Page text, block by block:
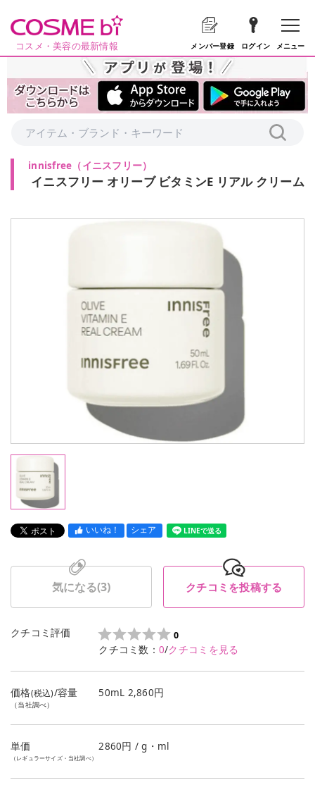
コスメ・美容の最新情報 メンバー登録 ログイン メニュー
innisfree （イニスフリー）
イニスフリー オリーブ ビタミンE リアル クリーム
いいね！ シェア LINEで送る
気になる(3) クチコミを投稿する
クチコミ評価 0
クチコミ数： 0/クチコミを見る
価格(税込)/容量
（当社調べ）
50mL 2,860円
単価
（レギュラーサイズ・当社調べ）
2860円 / g・ml